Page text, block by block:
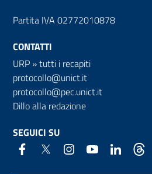
Partita IVA 02772010878
CONTATTI
URP »tutti i recapiti
protocollo@unict.it
protocollo@pec.unict.it
Dillo alla redazione
SEGUICI SU